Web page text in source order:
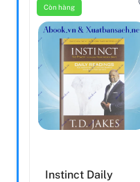
Còn hàng
Instinct Daily